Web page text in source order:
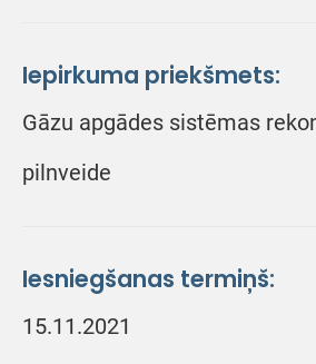
Iepirkuma priekšmets:
Gāzu apgādes sistēmas
pilnveide
Iesniegšanas termiņš:
15.11.2021